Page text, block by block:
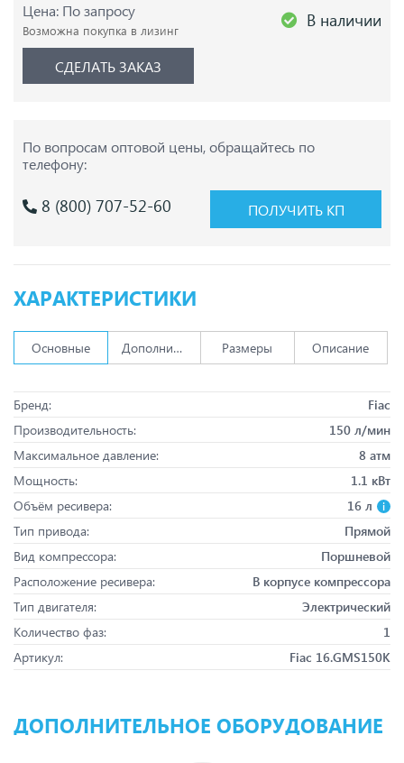
Цена: По запросу
Возможна покупка в лизинг В наличии
СДЕЛАТЬ ЗАКАЗ
По вопросам оптовой цены,обращайтесь по
телефону:
8 (800) 707-52-60 ПОЛУЧИТЬ КП
ХАРАКТЕРИСТИКИ
Основные Дополнительно Размеры Описание
Бренд:
Fiac
Производительность:
150 л/мин
Максимальное давление:
8 атм
Мощность:
1.1 кВт
Объём ресивера:
16 л
Тип привода:
Прямой
Вид компрессора:
Поршневой
Расположение ресивера:
В корпусе компрессора
Тип двигателя:
Электрический
Количество фаз:
1
Артикул:
Fiac 16.GMS150K
ДОПОЛНИТЕЛЬНОЕ ОБОРУДОВАНИЕ